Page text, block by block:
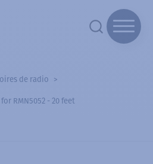
de radio
RMN5052 - 20 feet